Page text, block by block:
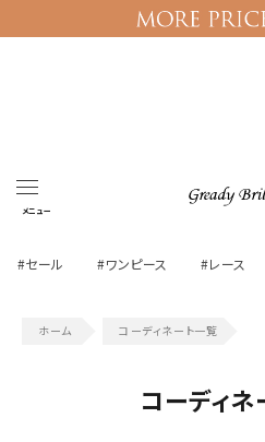
メニュー
#セール #ワンピース #レース
コーディネート一覧
コーディネ